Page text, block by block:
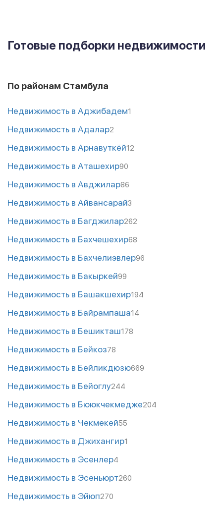
Готовые подборки недвижимости
По районам Стамбула
Недвижимость в Аджибадем1
Недвижимость в Адалар2
Недвижимость в Арнавуткёй12
Недвижимость в Аташехир90
Недвижимость в Авджилар86
Недвижимость в Айвансарай3
Недвижимость в Багджилар262
Недвижимость в Бахчешехир68
Недвижимость в Бахчелиэвлер96
Недвижимость в Бакыркей99
Недвижимость в Башакшехир194
Недвижимость в Байрампаша14
Недвижимость в Бешикташ178
Недвижимость в Бейкоз78
Недвижимость в Бейликдюзю669
Недвижимость в Бейоглу244
Недвижимость в Бююкчекмедже204
Недвижимость в Чекмекей55
Недвижимость в Джихангир1
Недвижимость в Эсенлер4
Недвижимость в Эсеньюрт260
Недвижимость в Эйюп270